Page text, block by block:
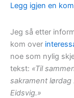
Legg igjen en
Jeg så etter
kom over
noe som nylig
tekst: «Til
sakrament lørdag
Eidsvig.»